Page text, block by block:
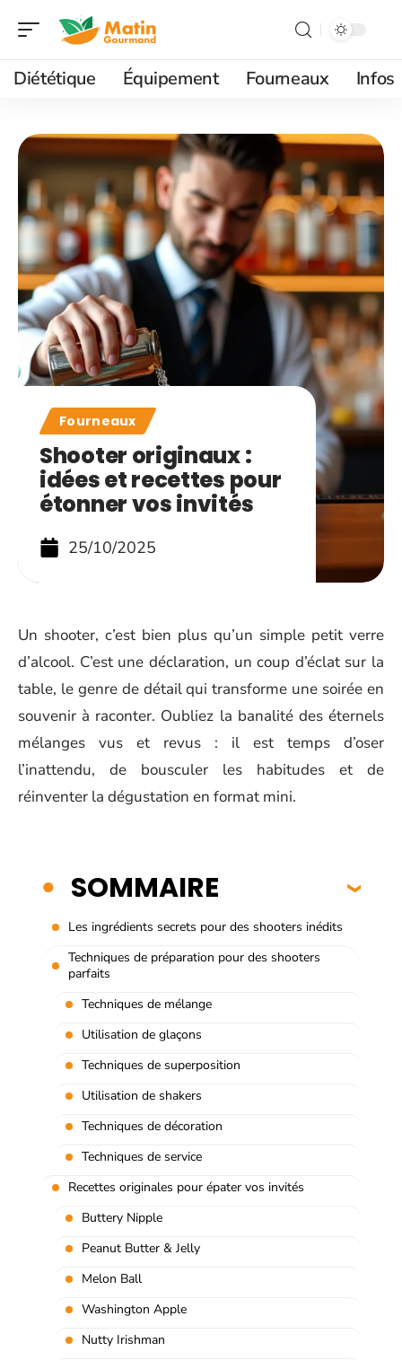
Diététique Équipement Fourneaux Infos
Fourneaux
Shooter originaux :
idées et recettes pour
étonner vos invités
25/10/2025
Un shooter, c’est bien plus qu’un simple petit verre
d’alcool. C’est une déclaration, un coup d’éclat sur la
table, le genre de détail qui transforme une soirée en
souvenir à raconter. Oubliez la banalité des éternels
mélanges vus et revus : il est temps d’oser
l’inattendu, de bousculer les habitudes et de
réinventer la dégustation en format mini.
SOMMAIRE
Les ingrédients secrets pour des shooters inédits
Techniques de préparation pour des shooters
parfaits
Techniques de mélange
Utilisation de glaçons
Techniques de superposition
Utilisation de shakers
Techniques de décoration
Techniques de service
Recettes originales pour épater vos invités
Buttery Nipple
Peanut Butter & Jelly
Melon Ball
Washington Apple
Nutty Irishman